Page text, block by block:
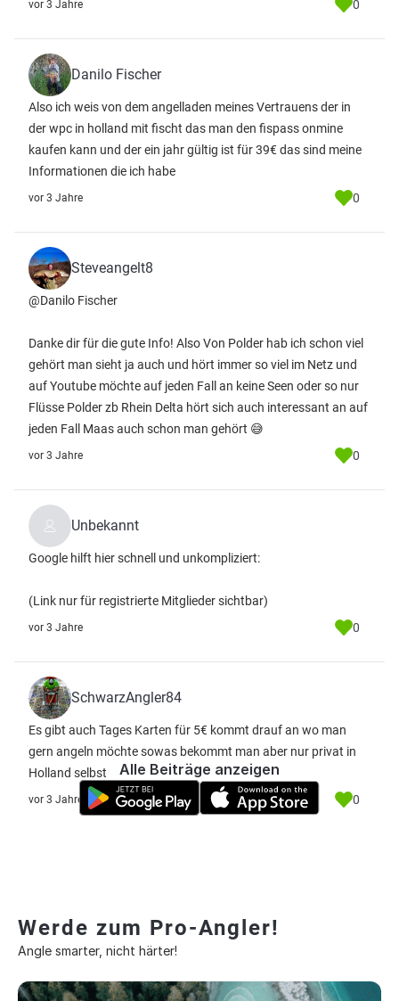
vor 3 Jahre 0
Danilo Fischer
Also ich weis von dem angelladen meines Vertrauens der in
der wpc in holland mit fischt das man den fispass onmine
kaufen kann und der ein jahr gültig ist für 39€ das sind meine
Informationen die ich habe
vor 3 Jahre 0
Steveangelt8
@Danilo Fischer
Danke dir für die gute Info! Also Von Polder hab ich schon viel
gehört man sieht ja auch und hört immer so viel im Netz und
auf Youtube möchte auf jeden Fall an keine Seen oder so nur
Flüsse Polder zb Rhein Delta hört sich auch interessant an auf
jeden Fall Maas auch schon man gehört 😅
vor 3 Jahre 0
Unbekannt
Google hilft hier schnell und unkompliziert:
(Link nur für registrierte Mitglieder sichtbar)
vor 3 Jahre 0
SchwarzAngler84
Es gibt auch Tages Karten für 5€ kommt drauf an wo man
gern angeln möchte sowas bekommt man aber nur privat in
Holland selbst
vor 3 Jahre 0
Alle Beiträge anzeigen
Werde zum Pro-Angler!
Angle smarter, nicht härter!